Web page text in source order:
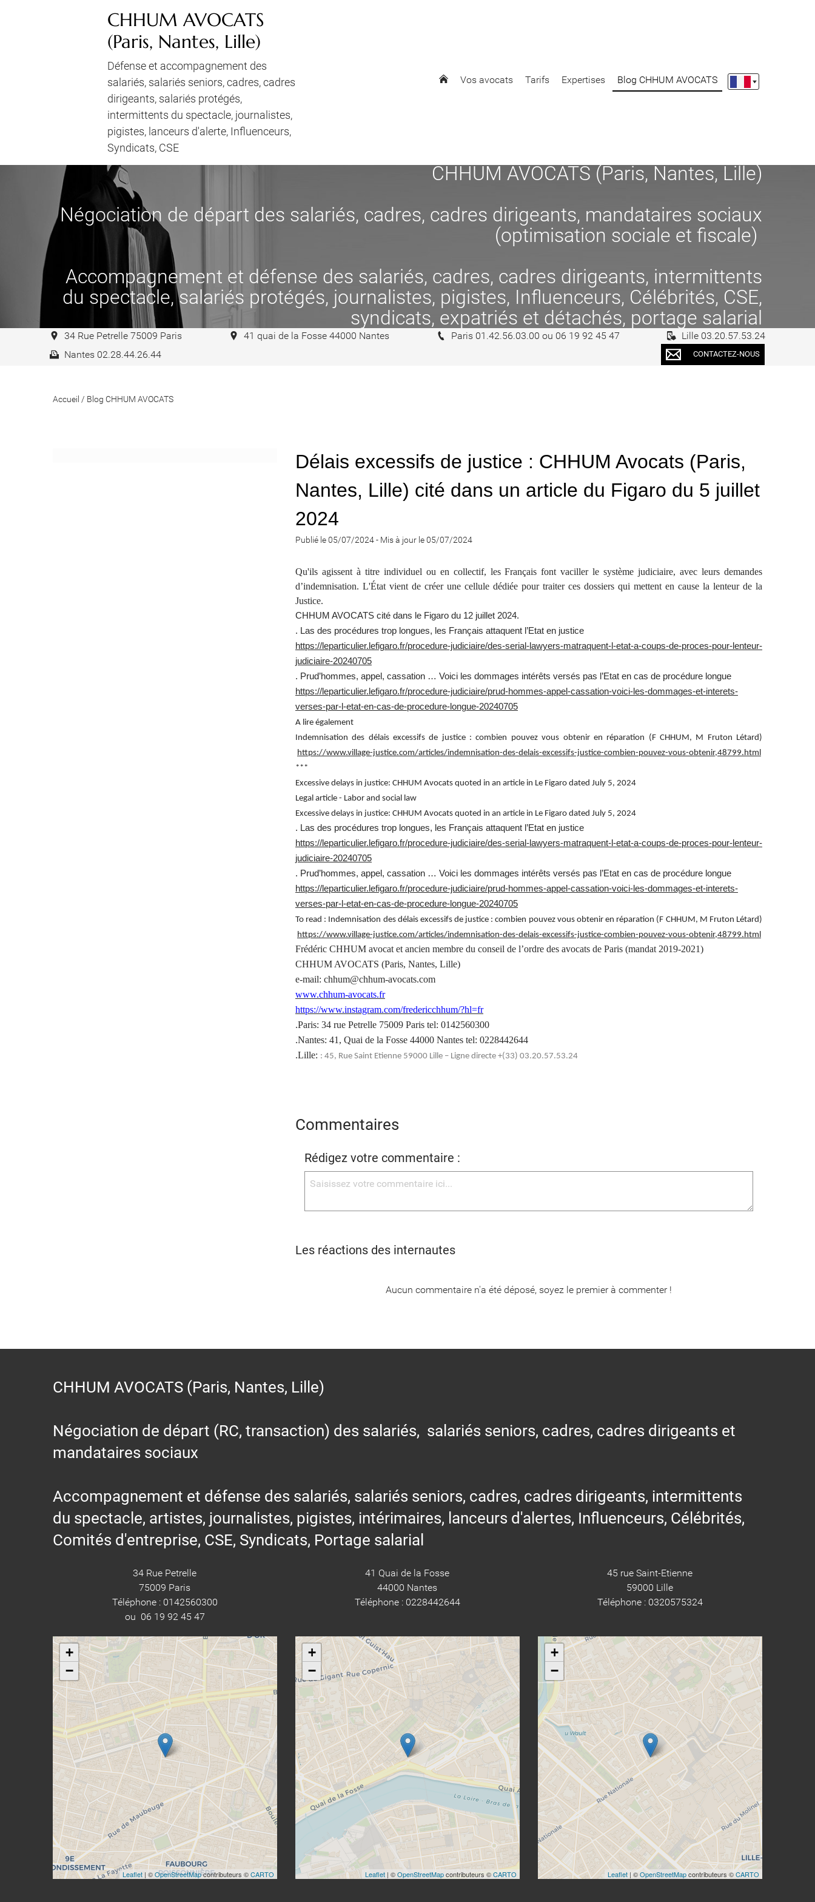
CHHUM AVOCATS
(Paris, Nantes, Lille)
Défense et accompagnement des
salariés, salariés seniors, cadres, cadres
dirigeants, salariés protégés,
intermittents du spectacle, journalistes,
pigistes, lanceurs d'alerte, Influenceurs,
Syndicats, CSE
Vos avocats Tarifs Expertises Blog CHHUM AVOCATS
CHHUM AVOCATS (Paris, Nantes, Lille)
Négociation de départ des salariés, cadres, cadres dirigeants, mandataires sociaux
(optimisation sociale et fiscale)
Accompagnement et défense des salariés, cadres, cadres dirigeants, intermittents
du spectacle, salariés protégés, journalistes, pigistes, Influenceurs, Célébrités, CSE,
syndicats, expatriés et détachés, portage salarial
34 Rue Petrelle 75009 Paris 41 quai de la Fosse 44000 Nantes Paris 01.42.56.03.00 ou 06 19 92 45 47
Lille 03.20.57.53.24
Nantes 02.28.44.26.44
CONTACTEZ-NOUS
Accueil / Blog CHHUM AVOCATS
Délais excessifs de justice : CHHUM Avocats (Paris,
Nantes, Lille) cité dans un article du Figaro du 5 juillet
2024
Publié le 05/07/2024- Mis à jour le 05/07/2024
Qu'ils agissent à titre individuel ou en collectif, les Français font vaciller le système judiciaire, avec leurs demandes
d’indemnisation. L'État vient de créer une cellule dédiée pour traiter ces dossiers qui mettent en cause la lenteur de la
Justice.
CHHUM AVOCATS cité dans le Figaro du 12 juillet 2024.
. Las des procédures trop longues, les Français attaquent l’Etat en justice
https://leparticulier.lefigaro.fr/procedure-judiciaire/des-serial-lawyers-matraquent-l-etat-a-coups-de-proces-pour-lenteur-
judiciaire-20240705
. Prud’hommes, appel, cassation … Voici les dommages intérêts versés pas l’Etat en cas de procédure longue
https://leparticulier.lefigaro.fr/procedure-judiciaire/prud-hommes-appel-cassation-voici-les-dommages-et-interets-
verses-par-l-etat-en-cas-de-procedure-longue-20240705
A lire également
Indemnisation des délais excessifs de justice : combien pouvez vous obtenir en réparation (F CHHUM, M Fruton Létard)
https://www.village-justice.com/articles/indemnisation-des-delais-excessifs-justice-combien-pouvez-vous-obtenir,48799.html
***
Excessive delays in justice: CHHUM Avocats quoted in an article in Le Figaro dated July 5, 2024
Legal article - Labor and social law
Excessive delays in justice: CHHUM Avocats quoted in an article in Le Figaro dated July 5, 2024
. Las des procédures trop longues, les Français attaquent l’Etat en justice
https://leparticulier.lefigaro.fr/procedure-judiciaire/des-serial-lawyers-matraquent-l-etat-a-coups-de-proces-pour-lenteur-
judiciaire-20240705
. Prud’hommes, appel, cassation … Voici les dommages intérêts versés pas l’Etat en cas de procédure longue
https://leparticulier.lefigaro.fr/procedure-judiciaire/prud-hommes-appel-cassation-voici-les-dommages-et-interets-
verses-par-l-etat-en-cas-de-procedure-longue-20240705
To read : Indemnisation des délais excessifs de justice : combien pouvez vous obtenir en réparation (F CHHUM, M Fruton Létard)
https://www.village-justice.com/articles/indemnisation-des-delais-excessifs-justice-combien-pouvez-vous-obtenir,48799.html
Frédéric CHHUM avocat et ancien membre du conseil de l’ordre des avocats de Paris (mandat 2019-2021)
CHHUM AVOCATS (Paris, Nantes, Lille)
e-mail: chhum@chhum-avocats.com
www.chhum-avocats.fr
https://www.instagram.com/fredericchhum/?hl=fr
.Paris: 34 rue Petrelle 75009 Paris tel: 0142560300
.Nantes: 41, Quai de la Fosse 44000 Nantes tel: 0228442644
.Lille: : 45, Rue Saint Etienne 59000 Lille – Ligne directe +(33) 03.20.57.53.24
Commentaires
Rédigez votre commentaire :
Les réactions des internautes
Aucun commentaire n'a été déposé, soyez le premier à commenter !
CHHUM AVOCATS (Paris, Nantes, Lille)
Négociation de départ (RC, transaction) des salariés, salariés seniors, cadres, cadres dirigeants et
mandataires sociaux
Accompagnement et défense des salariés, salariés seniors, cadres, cadres dirigeants, intermittents
du spectacle, artistes, journalistes, pigistes, intérimaires, lanceurs d'alertes, Influenceurs, Célébrités,
Comités d'entreprise, CSE, Syndicats, Portage salarial
34 Rue Petrelle
75009 Paris
Téléphone : 0142560300
ou 06 19 92 45 47
+
−
Leaflet| ©OpenStreetMapcontributeurs ©CARTO
41 Quai de la Fosse
44000 Nantes
Téléphone : 0228442644
+
−
Leaflet| ©OpenStreetMapcontributeurs ©CARTO
45 rue Saint-Etienne
59000 Lille
Téléphone : 0320575324
+
−
Leaflet| ©OpenStreetMapcontributeurs ©CARTO